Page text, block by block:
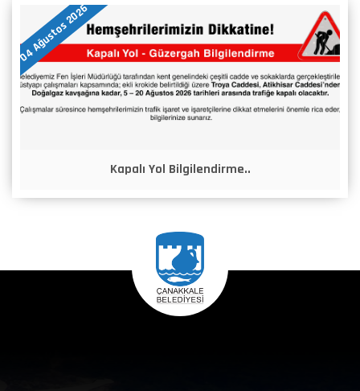
04 Ağustos 2026
Kapalı Yol Bilgilendirme..